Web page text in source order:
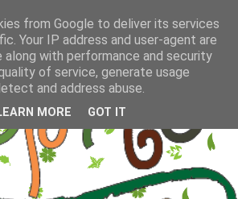
from Google to deliver its services
Your IP address and user-agent are
along with performance and security
of service, generate usage
and address abuse.
MORE GOT IT